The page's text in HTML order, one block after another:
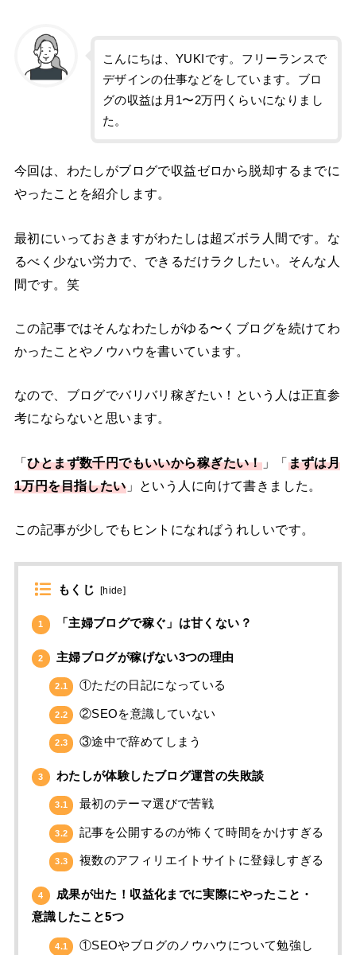
こんにちは、YUKIです。フリーランスで
デザインの仕事などをしています。ブロ
グの収益は月1〜2万円くらいになりまし
た。
今回は、わたしがブログで収益ゼロから脱却するまでに
やったことを紹介します。
最初にいっておきますがわたしは超ズボラ人間です。な
るべく少ない労力で、できるだけラクしたい。そんな人
間です。笑
この記事ではそんなわたしがゆる〜くブログを続けてわ
かったことやノウハウを書いています。
なので、ブログでバリバリ稼ぎたい！という人は正直参
考にならないと思います。
「ひとまず数千円でもいいから稼ぎたい！」「まずは月
1万円を目指したい」という人に向けて書きました。
この記事が少しでもヒントになればうれしいです。
もくじ [hide]
1 「主婦ブログで稼ぐ」は甘くない？
2 主婦ブログが稼げない3つの理由
2.1 ①ただの日記になっている
2.2 ②SEOを意識していない
2.3 ③途中で辞めてしまう
3 わたしが体験したブログ運営の失敗談
3.1 最初のテーマ選びで苦戦
3.2 記事を公開するのが怖くて時間をかけすぎる
3.3 複数のアフィリエイトサイトに登録しすぎる
4
成果が出た！収益化までに実際にやったこと・
意識したこと5つ
4.1
①SEOやブログのノウハウについて勉強し